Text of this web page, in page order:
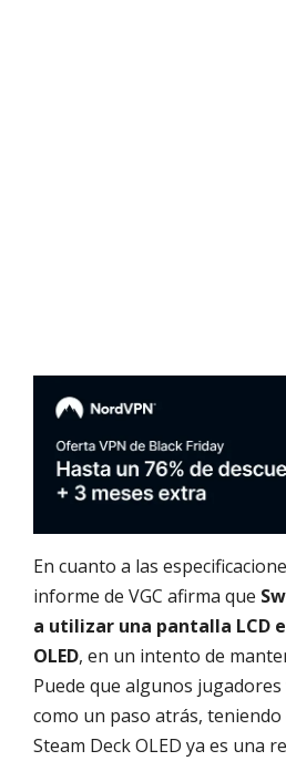
En cuanto a las
informe de VGC afirma que
a utilizar una pantalla LCD
OLED, en un intento de
Puede que algunos
como un paso atrás, teniendo
Steam Deck OLED ya es una